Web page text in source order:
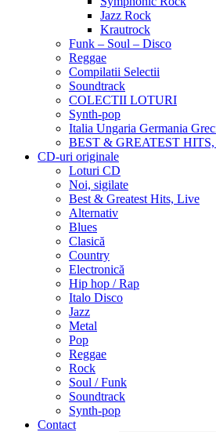
Jazz Rock
Krautrock
Funk – Soul – Disco
Reggae
Compilatii Selectii
Soundtrack
COLECTII LOTURI
Synth-pop
Italia Ungaria Germania
BEST & GREATEST
CD-uri originale
Loturi CD
Noi, sigilate
Best & Greatest Hits, Live
Alternativ
Blues
Clasică
Country
Electronică
Hip hop / Rap
Italo Disco
Jazz
Metal
Pop
Reggae
Rock
Soul / Funk
Soundtrack
Synth-pop
Contact